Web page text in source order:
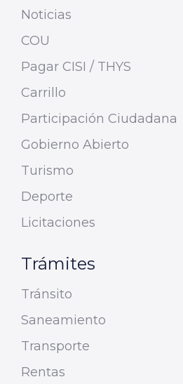
Noticias
COU
Pagar CISI / THYS
Carrillo
Participación Ciudadana
Gobierno Abierto
Turismo
Deporte
Licitaciones
Trámites
Tránsito
Saneamiento
Transporte
Rentas